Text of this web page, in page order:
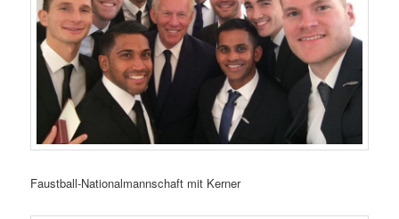
Faustball-Nationalmannschaft mit Kerner